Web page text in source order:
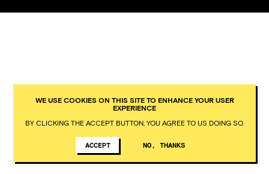
WE USE COOKIES ON THIS SITE TO ENHANCE YOUR USER
EXPERIENCE
BY CLICKING THE ACCEPT BUTTON, YOU AGREE TO US DOING SO.
ACCEPT NO, THANKS